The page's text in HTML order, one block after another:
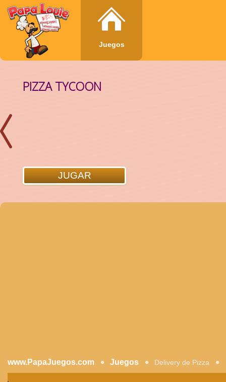
Juegos
PIZZA TYCOON
JUGAR
www.PapaJuegos.com Juegos Delivery de Pizza